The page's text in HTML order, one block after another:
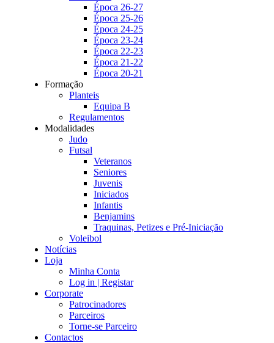
Época 26-27
Época 25-26
Época 24-25
Época 23-24
Época 22-23
Época 21-22
Época 20-21
Formação
Planteis
Equipa B
Regulamentos
Modalidades
Judo
Futsal
Veteranos
Seniores
Juvenis
Iniciados
Infantis
Benjamins
Traquinas, Petizes e Pré-Iniciação
Voleibol
Notícias
Loja
Minha Conta
Log in | Registar
Corporate
Patrocinadores
Parceiros
Torne-se Parceiro
Contactos